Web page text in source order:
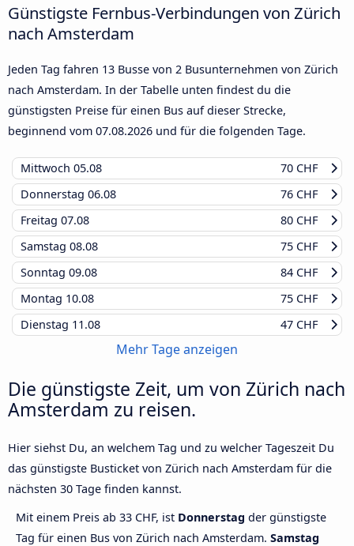
Günstigste Fernbus-Verbindungen von Zürich
nach Amsterdam
Jeden Tag fahren 13 Busse von 2 Busunternehmen von Zürich
nach Amsterdam. In der Tabelle unten findest du die
günstigsten Preise für einen Bus auf dieser Strecke,
beginnend vom 07.08.2026 und für die folgenden Tage.
Mittwoch 05.08
70 CHF
Donnerstag 06.08
76 CHF
Freitag 07.08
80 CHF
Samstag 08.08
75 CHF
Sonntag 09.08
84 CHF
Montag 10.08
75 CHF
Dienstag 11.08 47 CHF
Mehr Tage anzeigen
Die günstigste Zeit, um von Zürich nach
Amsterdam zu reisen.
Hier siehst Du, an welchem Tag und zu welcher Tageszeit Du
das günstigste Busticket von Zürich nach Amsterdam für die
nächsten 30 Tage finden kannst.
Mit einem Preis ab 33 CHF, ist Donnerstag der günstigste
Tag für einen Bus von Zürich nach Amsterdam. Samstag